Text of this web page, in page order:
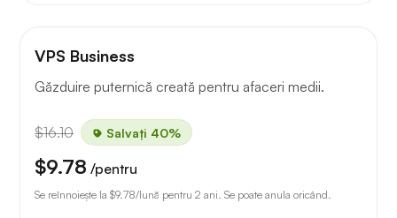
VPS Business
Găzduire puternică creată pentru afaceri medii.
$16.10 Salvați 40%
$9.78 /pentru
Se reînnoiește la $9.78/lună pentru 2 ani. Se poate anula oricând.